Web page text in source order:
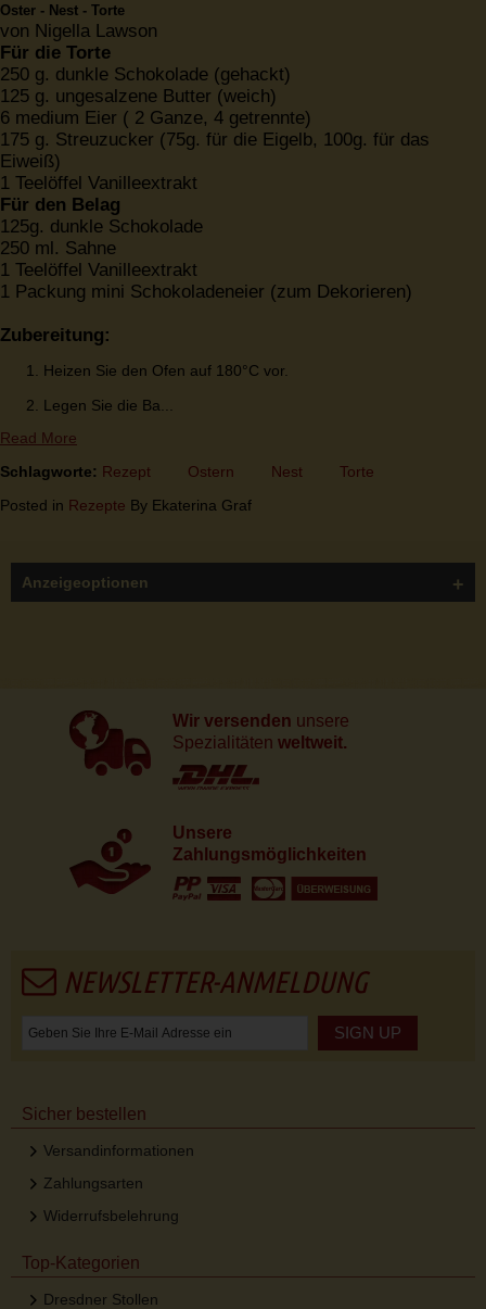
Oster - Nest - Torte
von Nigella Lawson
Für die Torte
250 g. dunkle Schokolade (gehackt)
125 g. ungesalzene Butter (weich)
6 medium Eier ( 2 Ganze, 4 getrennte)
175 g. Streuzucker (75g. für die Eigelb, 100g. für das
Eiweiß)
1 Teelöffel Vanilleextrakt
Für den Belag
125g. dunkle Schokolade
250 ml. Sahne
1 Teelöffel Vanilleextrakt
1 Packung mini Schokoladeneier (zum Dekorieren)
Zubereitung:
Heizen Sie den Ofen auf 180°C vor.
Legen Sie die Ba...
Read More
Schlagworte: Rezept Ostern Nest
Torte
Posted in Rezepte By Ekaterina Graf
Anzeigeoptionen
Wir versenden unsere
Spezialitäten weltweit.
Unsere
Zahlungsmöglichkeiten
NEWSLETTER-ANMELDUNG
SIGN UP
Sicher bestellen
Versandinformationen
Zahlungsarten
Widerrufsbelehrung
Top-Kategorien
Dresdner Stollen